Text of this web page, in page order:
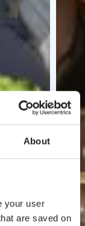
About
your user
are saved on